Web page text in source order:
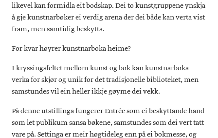
likevel kan formidla eit bodskap. Dei to kunstgruppene ynskja
å gje kunstnarbøker ei verdig arena der dei både kan verta vist
fram, men samtidig beskytta.
For kvar høyrer kunstnarboka heime?
I kryssingsfeltet mellom kunst og bok kan kunstnarboka
verka for skjør og unik for det tradisjonelle biblioteket, men
samstundes vil ein heller ikkje gøyme dei vekk.
På denne utstillinga fungerer Entrée som ei beskyttande hand
som let publikum sansa bøkene, samstundes som dei vert tatt
vare på. Settinga er meir høgtideleg enn på ei bokmesse, og